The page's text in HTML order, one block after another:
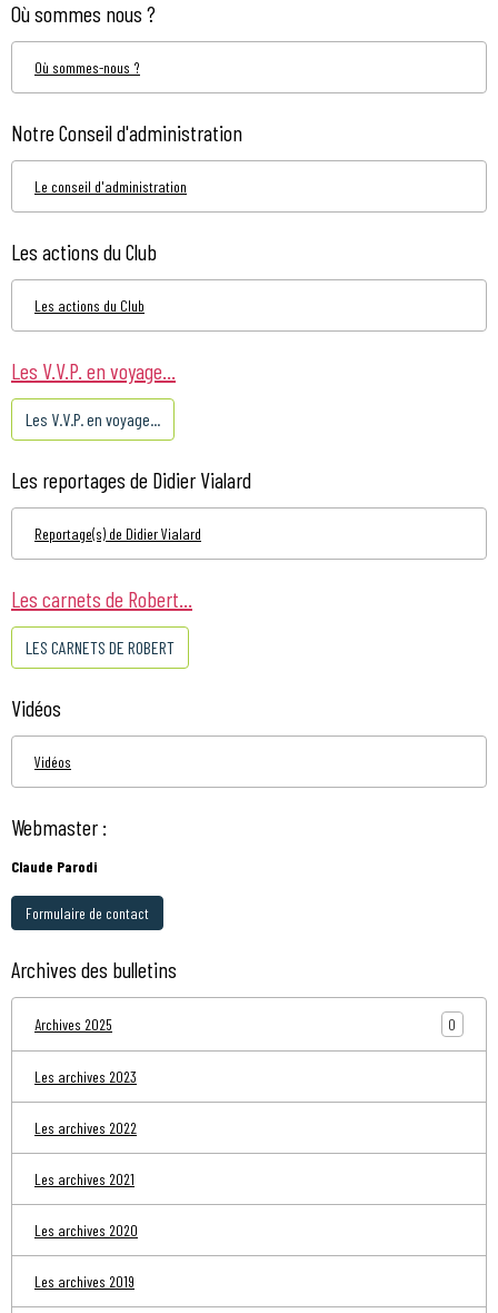
Où sommes nous ?
Où sommes-nous ?
Notre Conseil d'administration
Le conseil d'administration
Les actions du Club
Les actions du Club
Les V.V.P. en voyage...
Les V.V.P. en voyage...
Les reportages de Didier Vialard
Reportage(s) de Didier Vialard
Les carnets de Robert...
LES CARNETS DE ROBERT
Vidéos
Vidéos
Webmaster :
Claude Parodi
Formulaire de contact
Archives des bulletins
Archives 2025 0
Les archives 2023
Les archives 2022
Les archives 2021
Les archives 2020
Les archives 2019